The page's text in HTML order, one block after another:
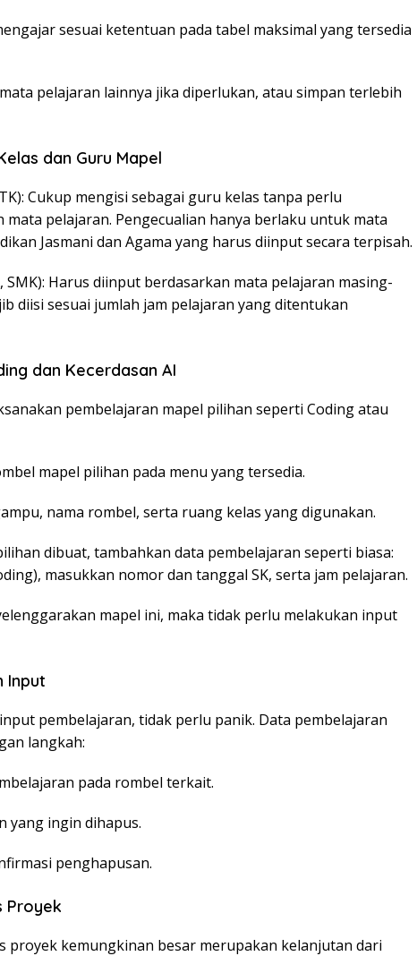
sesuai ketentuan pada tabel maksimal yang tersedia
pelajaran lainnya jika diperlukan, atau simpan terlebih
dan Guru Mapel
Cukup mengisi sebagai guru kelas tanpa perlu
pelajaran. Pengecualian hanya berlaku untuk mata
Jasmani dan Agama yang harus diinput secara terpisah.
SMK): Harus diinput berdasarkan mata pelajaran masing-
diisi sesuai jumlah jam pelajaran yang ditentukan
dan Kecerdasan AI
pembelajaran mapel pilihan seperti Coding atau
mapel pilihan pada menu yang tersedia.
nama rombel, serta ruang kelas yang digunakan.
dibuat, tambahkan data pembelajaran seperti biasa:
masukkan nomor dan tanggal SK, serta jam pelajaran.
mapel ini, maka tidak perlu melakukan input
Input
pembelajaran, tidak perlu panik. Data pembelajaran
langkah:
pada rombel terkait.
yang ingin dihapus.
penghapusan.
Proyek
proyek kemungkinan besar merupakan kelanjutan dari